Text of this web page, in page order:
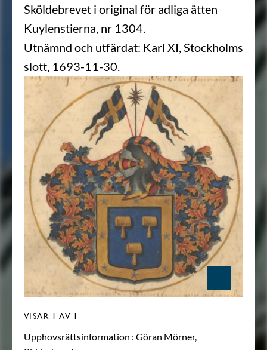
Sköldebrevet i original för adliga ätten
Kuylenstierna, nr 1304.
Utnämnd och utfärdat: Karl XI, Stockholms
slott, 1693-11-30.
VISAR 1 AV 1
Upphovsrättsinformation : Göran Mörner,